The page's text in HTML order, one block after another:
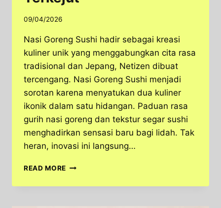
09/04/2026
Nasi Goreng Sushi hadir sebagai kreasi
kuliner unik yang menggabungkan cita rasa
tradisional dan Jepang, Netizen dibuat
tercengang. Nasi Goreng Sushi menjadi
sorotan karena menyatukan dua kuliner
ikonik dalam satu hidangan. Paduan rasa
gurih nasi goreng dan tekstur segar sushi
menghadirkan sensasi baru bagi lidah. Tak
heran, inovasi ini langsung…
READ MORE MAKANAN
VIRAL!